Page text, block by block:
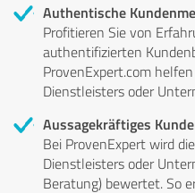
Authentische
Profitieren Sie von
authentifizierten
ProvenExpert.com
Dienstleisters oder
Aussagekräftiges
Bei ProvenExpert wird
Dienstleisters oder
Beratung) bewertet. So